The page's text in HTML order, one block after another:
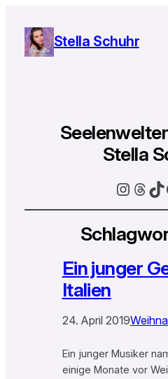
Stella Schuhr
Stella
Ein junger
Italien
24. April 2019
Ein junger Musiker
einige Monate vor